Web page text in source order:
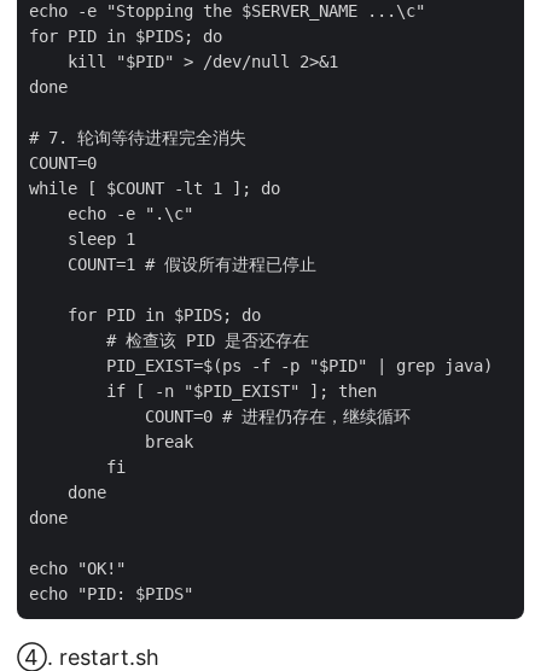
echo -e "Stopping the $SERVER_NAME ...\c"
for PID in $PIDS; do
    kill "$PID" > /dev/null 2>&1
done
# 7. 轮询等待进程完全消失
COUNT=0
while [ $COUNT -lt 1 ]; do
    echo -e ".\c"
    sleep 1
    COUNT=1 # 假设所有进程已停止
    for PID in $PIDS; do
        # 检查该 PID 是否还存在
        PID_EXIST=$(ps -f -p "$PID" | grep java)
        if [ -n "$PID_EXIST" ]; then
            COUNT=0 # 进程仍存在，继续循环
            break
        fi
    done
done
echo "OK!"
④. restart.sh